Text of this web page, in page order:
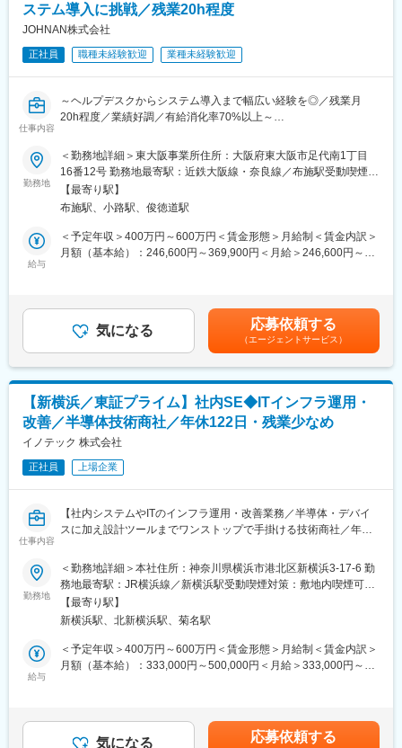
■当社のキャリアプラン：
1）初期研修：導入研修
就業規則や評価制度の説明など
※面談を行い、ご本人の強みを更に強化し弱みを補うための技術研
修を受講。
ご希望を最大限加味してキャリアUPや給与UPのサポートをいた
します。
■当社の魅力：
・「FOR Alliance System」という、担当営業、クライアントリー
ダー、シニアエキスパートの3者によるサポート体制があります。
・ワールドインテックのワークスタイルは、あなたのキャリア形
あり、様々な技術を身につけることができます。
・現在のスキルを伸ばしたい方・新しいスキルを身につけたい
方、エンジニアから管理職を目指す方、様々な方が活躍できるフ
変更の範囲：会社の定める業務
ステム導入に挑戦／残業20h程度
JOHNAN株式会社
正社員 職種未経験歓迎 業種未経験歓迎
仕事内容
～ヘルプデスクからシステム導入まで幅広い経験を◎／残業月
20h程度／業績好調／有給消化率70%以上～
半導体製造装置や自動機械からヘルスケア製品の開発・製造を行
う同社にて社内SEポジションを募集します。
ヘルプデスクやキッティングといった業務から、システム導入・
運用まで幅広な業務で、会社を支える重要なポジションです。
＼本ポジションのミッション／
現在同社では、2028年に生産管理システムの入れ替えを目指して
おり、ベンダー策定などを進めています。年次にとらわれず積極
性に合った業務からお任せするので、ご安心ください。
幅広い業務に関われるため、ITの守備範囲を広げることができま
す。ヘルプデスクやキッティング以外の社内SE業務にも挑戦して
・ヘルプデスク対応
・PCや周辺機器のキッティング、アカウント管理
・ライセンス更新管理
・システム入れ替え時の要件整理、導入支援
・インフラ管理の改善提案、運用ルール整備
■組織構成
有がしやすく、分からないことはすぐ相談できる環境です。役割
は固定せず、得意分野を活かし合う風土があります。
■働き方：＼社員の働きやすさを追求／
す。
・年2回、計画メンテナンスによる休日出勤がございますがが、振
勤務地
＜勤務地詳細＞東大阪事業所住所：大阪府東大阪市足代南1丁目
16番12号 勤務地最寄駅：近鉄大阪線・奈良線／布施駅受動喫煙対
策：屋内喫煙可能場所あり変更の範囲：会社の定める事業所（リ
モートワーク含む）
【最寄り駅】
布施駅、小路駅、俊徳道駅
給与
＜予定年収＞400万円～600万円＜賃金形態＞月給制＜賃金内訳＞
月額（基本給）：246,600円～369,900円＜月給＞246,600円～
額であり、選考を通じて上下する可能性があります。月給(月額)は
固定手当を含めた表記です。
気になる 応募依頼する
（エージェントサービス）
【新横浜／東証プライム】社内SE◆ITインフラ運用・
改善／半導体技術商社／年休122日・残業少なめ
イノテック 株式会社
正社員 上場企業
仕事内容
【社内システムやITのインフラ運用・改善業務／半導体・デバイ
スに加え設計ツールまでワンストップで手掛ける技術商社／年休
■業務内容：
当社のIT部門にて、社内システムやITインフラの運用・改善を幅広
く担当していただきます。
■業務概要
・社内IT環境の運用・管理（PCキッティング、サーバー／ネット
ワーク、IT資産管理）
用・改善
・基幹システムの運用改善、ベンダー調整
勤務地
＜勤務地詳細＞本社住所：神奈川県横浜市港北区新横浜3-17-6 勤
務地最寄駅：JR横浜線／新横浜駅受動喫煙対策：敷地内喫煙可能
場所あり
【最寄り駅】
新横浜駅、北新横浜駅、菊名駅
給与
＜予定年収＞400万円～600万円＜賃金形態＞月給制＜賃金内訳＞
月額（基本給）：333,000円～500,000円＜月給＞333,000円～
あり、選考を通じて上下する可能性があります。月給(月額)は固定
気になる 応募依頼する